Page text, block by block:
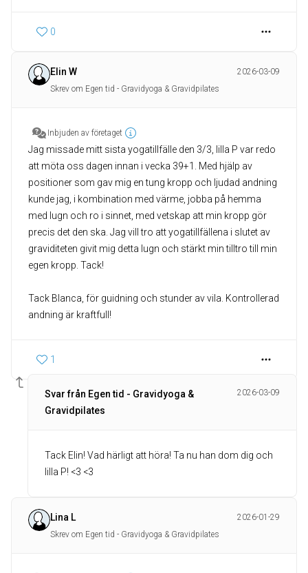
0
Elin W
2026-03-09
Skrev om Egen tid - Gravidyoga & Gravidpilates
Inbjuden av företaget
Jag missade mitt sista yogatillfälle den 3/3, lilla P var redo
att möta oss dagen innan i vecka 39+1. Med hjälp av
positioner som gav mig en tung kropp och ljudad andning
kunde jag, i kombination med värme, jobba på hemma
med lugn och ro i sinnet, med vetskap att min kropp gör
precis det den ska. Jag vill tro att yogatillfällena i slutet av
graviditeten givit mig detta lugn och stärkt min tilltro till min
egen kropp. Tack!
Tack Blanca, för guidning och stunder av vila. Kontrollerad
andning är kraftfull!
1
Svar från Egen tid - Gravidyoga &
Gravidpilates
2026-03-09
Tack Elin! Vad härligt att höra! Ta nu han dom dig och
lilla P! <3 <3
Lina L
2026-01-29
Skrev om Egen tid - Gravidyoga & Gravidpilates